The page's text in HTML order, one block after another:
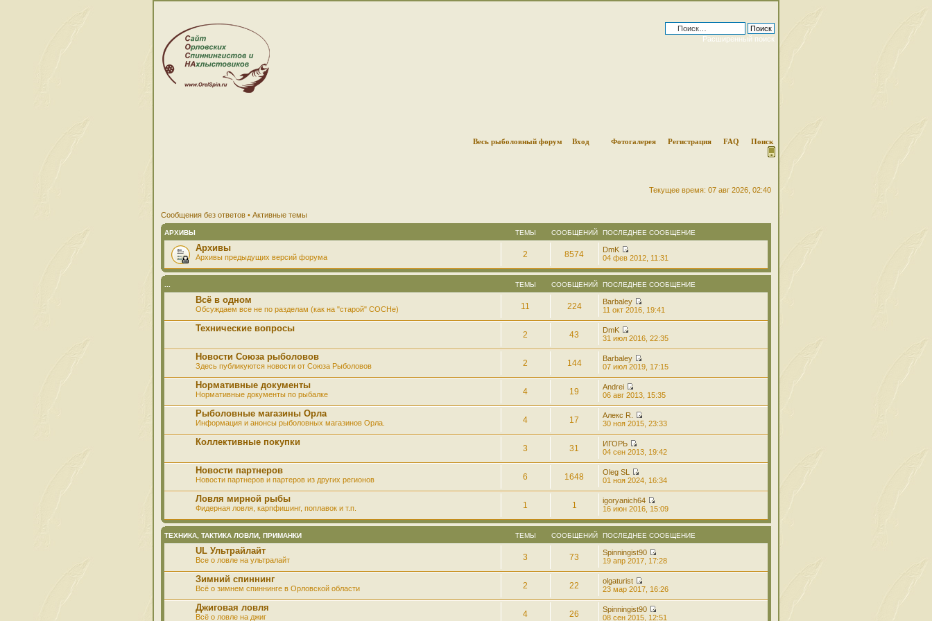
Расширенный поиск
Весь рыболовный форум Вход Фотогалерея Регистрация FAQ Поиск
Текущее время: 07 авг 2026, 02:40
Сообщения без ответов • Активные темы
АРХИВЫ ТЕМЫ СООБЩЕНИЙ ПОСЛЕДНЕЕ СООБЩЕНИЕ
Архивы
Архивы предыдущих версий форума 2 8574
DmK
04 фев 2012, 11:31
ТЕМЫ СООБЩЕНИЙ ПОСЛЕДНЕЕ СООБЩЕНИЕ
Всё в одном
Обсуждаем все не по разделам (как на "старой" СОСНе) 11 224
Barbaley
11 окт 2016, 19:41
Технические вопросы
2 43
DmK
31 июл 2016, 22:35
Новости Союза рыболовов
Здесь публикуются новости от Союза Рыболовов 2 144
Barbaley
07 июл 2019, 17:15
Нормативные документы
Нормативные документы по рыбалке 4 19
Andrei
06 авг 2013, 15:35
Рыболовные магазины Орла
Информация и анонсы рыболовных магазинов Орла. 4 17
Алекс R.
30 ноя 2015, 23:33
Коллективные покупки
3 31
ИГОРЬ
04 сен 2013, 19:42
Новости партнеров
Новости партнеров и партеров из других регионов 6 1648
Oleg SL
01 ноя 2024, 16:34
Ловля мирной рыбы
Фидерная ловля, карпфишинг, поплавок и т.п. 1 1
igoryanich64
16 июн 2016, 15:09
ТЕХНИКА, ТАКТИКА ЛОВЛИ, ПРИМАНКИ ТЕМЫ СООБЩЕНИЙ ПОСЛЕДНЕЕ СООБЩЕНИЕ
UL Ультрайлайт
Все о ловле на ультралайт 3 73
Spinningist90
19 апр 2017, 17:28
Зимний спиннинг
Всё о зимнем спиннинге в Орловской области 2 22
olgaturist
23 мар 2017, 16:26
Джиговая ловля
Всё о ловле на джиг 4 26
Spinningist90
08 сен 2015, 12:51